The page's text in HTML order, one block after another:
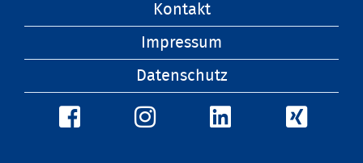
Kontakt
Impressum
Datenschutz